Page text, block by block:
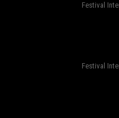
Festival
Festival